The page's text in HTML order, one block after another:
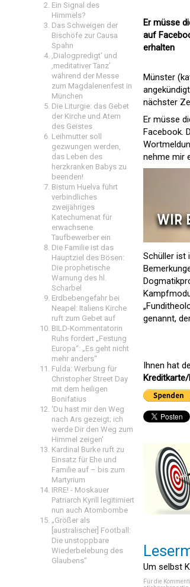
Ein Signal des
Himmels?
Das Schweigen der
Bischöfe zur Causa
Spahn
‚Dialogpredigt‘ und
‚meditativer Tanz’
während der Messe
zum Magdalenenfest in
München
Die Liturgie: das Gebet
der Kirche und Atem
des Geistes
Leihmutter soll
gezwungen werden,
das Leben des
herzkranken Babys zu
beenden!
Bistum Huelva führt
verbindliches
zweijähriges
Katechumenat für
erwachsene
Taufbewerber ein
Die Familie ist das
Hauptziel des Bösen:
Die prophetische
Warnung des hl.
Scharbel
Erdbebengefahr bei
Neapel: Italiens Kirche
ruft zum Gebet auf
BILD-Kommentatorin
Ruhs fordert „Festung
Europa“: „Es geht nicht
mehr anders“
Fulda: Werbung für
Christopher Street Day
mit dem heiligen
Bonifatius
'Du hast mir den Weg
nach Ars gezeigt; ich
werde Dir den Weg zum
Himmel zeigen'
Kardinal Burke ruft zu
Einsatz für Ehe und
Familie auf – bis zum
Martyrium
IRRE! - Moskauer
Patriarch Kyrill legitimiert
nun auch Atombombe
„Größer als
[australischer] Football:
Die unstoppbare
Wiederbelebung des
Glaubens“
Er müsse
auf
erhalten
Münster
nächster
Er müsse
Facebook.
nehme mir
Schüller ist
genannt,
Ihnen hat
Kreditkarte/
Um selbst
Für die